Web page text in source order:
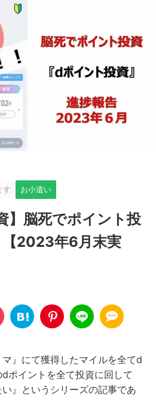
す お小遣い
】脳死でポイント投
2023年6月末実
』にて獲得したマイルを全てd
ポイントを全て投資に回して
い』というシリーズの記事であ